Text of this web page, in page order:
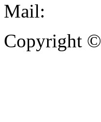
Mail:
Copyright ©